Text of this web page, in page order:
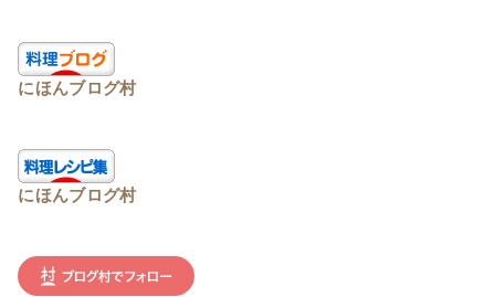
にほんブログ村
にほんブログ村